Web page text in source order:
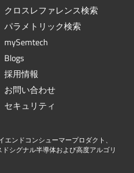
クロスレファレンス検索
パラメトリック検索
mySemtech
Blogs
採用情報
お問い合わせ
セキュリティ
ンドコンシューマープロダクト、
シグナル半導体および高度アルゴリ